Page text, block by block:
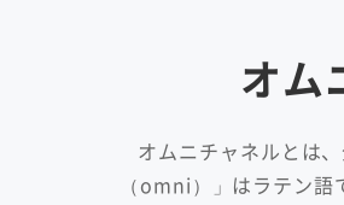
オム
オムニチャネルとは
（omni）」はラテン